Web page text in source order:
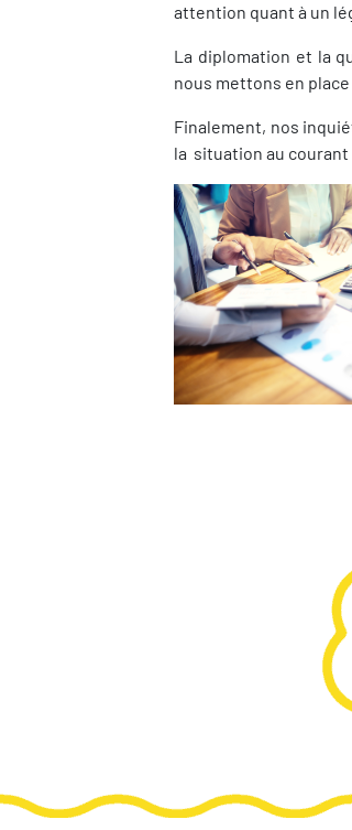
attention quant à un
La diplomation et la
nous mettons en
Finalement, nos
la situation au